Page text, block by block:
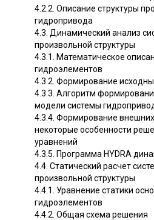
4.2.2. Описание структуры
гидропривода
4.3. Динамический анализ
произвольной структуры
4.3.1. Математическое
гидроэлементов
4.3.2. Формирование
4.3.3. Алгоритм
модели системы
4.3.4. Формирование
некоторые особенности
уравнений
4.3.5. Программа HYDRA
4.4. Статический расчет
произвольной структуры
4.4.1. Уравнение статики
гидроэлементов
4.4.2. Общая схема решения